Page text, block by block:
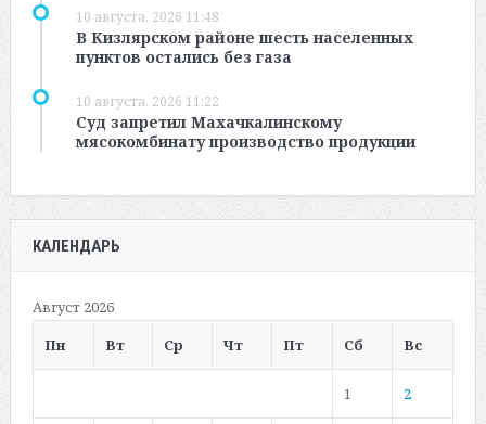
10 августа, 2026 11:48
В Кизлярском районе шесть населенных
пунктов остались без газа
10 августа, 2026 11:22
Суд запретил Махачкалинскому
мясокомбинату производство продукции
КАЛЕНДАРЬ
Август 2026
Пн
Вт Ср Чт Пт Сб Вс
1 2